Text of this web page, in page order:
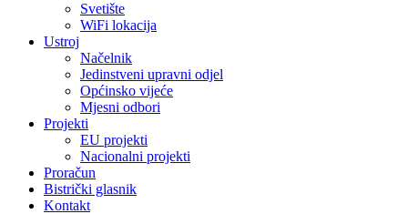
Svetište
WiFi lokacija
Ustroj
Načelnik
Jedinstveni upravni odjel
Općinsko vijeće
Mjesni odbori
Projekti
EU projekti
Nacionalni projekti
Proračun
Bistrički glasnik
Kontakt